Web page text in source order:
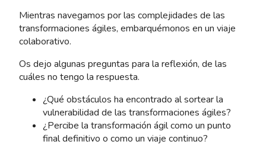
Mientras navegamos por las complejidades de las
transformaciones ágiles, embarquémonos en un viaje
colaborativo.
Os dejo algunas preguntas para la reflexión, de las
cuáles no tengo la respuesta.
¿Qué obstáculos ha encontrado al sortear la
vulnerabilidad de las transformaciones ágiles?
¿Percibe la transformación ágil como un punto
final definitivo o como un viaje continuo?